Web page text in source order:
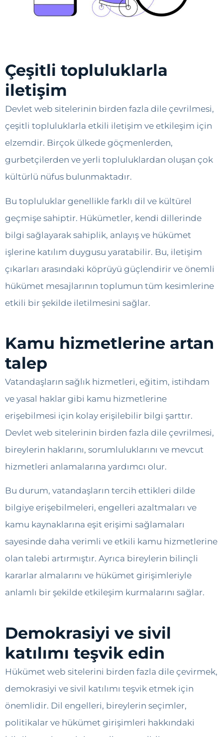
Çeşitli topluluklarla
iletişim
Devlet web sitelerinin birden fazla dile çevrilmesi,
çeşitli topluluklarla etkili iletişim ve etkileşim için
elzemdir. Birçok ülkede göçmenlerden,
gurbetçilerden ve yerli topluluklardan oluşan çok
kültürlü nüfus bulunmaktadır.
Bu topluluklar genellikle farklı dil ve kültürel
geçmişe sahiptir. Hükümetler, kendi dillerinde
bilgi sağlayarak sahiplik, anlayış ve hükümet
işlerine katılım duygusu yaratabilir. Bu, iletişim
çıkarları arasındaki köprüyü güçlendirir ve önemli
hükümet mesajlarının toplumun tüm kesimlerine
etkili bir şekilde iletilmesini sağlar.
Kamu hizmetlerine artan
talep
Vatandaşların sağlık hizmetleri, eğitim, istihdam
ve yasal haklar gibi kamu hizmetlerine
erişebilmesi için kolay erişilebilir bilgi şarttır.
Devlet web sitelerinin birden fazla dile çevrilmesi,
bireylerin haklarını, sorumluluklarını ve mevcut
hizmetleri anlamalarına yardımcı olur.
Bu durum, vatandaşların tercih ettikleri dilde
bilgiye erişebilmeleri, engelleri azaltmaları ve
kamu kaynaklarına eşit erişimi sağlamaları
sayesinde daha verimli ve etkili kamu hizmetlerine
olan talebi artırmıştır. Ayrıca bireylerin bilinçli
kararlar almalarını ve hükümet girişimleriyle
anlamlı bir şekilde etkileşim kurmalarını sağlar.
Demokrasiyi ve sivil
katılımı teşvik edin
Hükümet web sitelerini birden fazla dile çevirmek,
demokrasiyi ve sivil katılımı teşvik etmek için
önemlidir. Dil engelleri, bireylerin seçimler,
politikalar ve hükümet girişimleri hakkındaki